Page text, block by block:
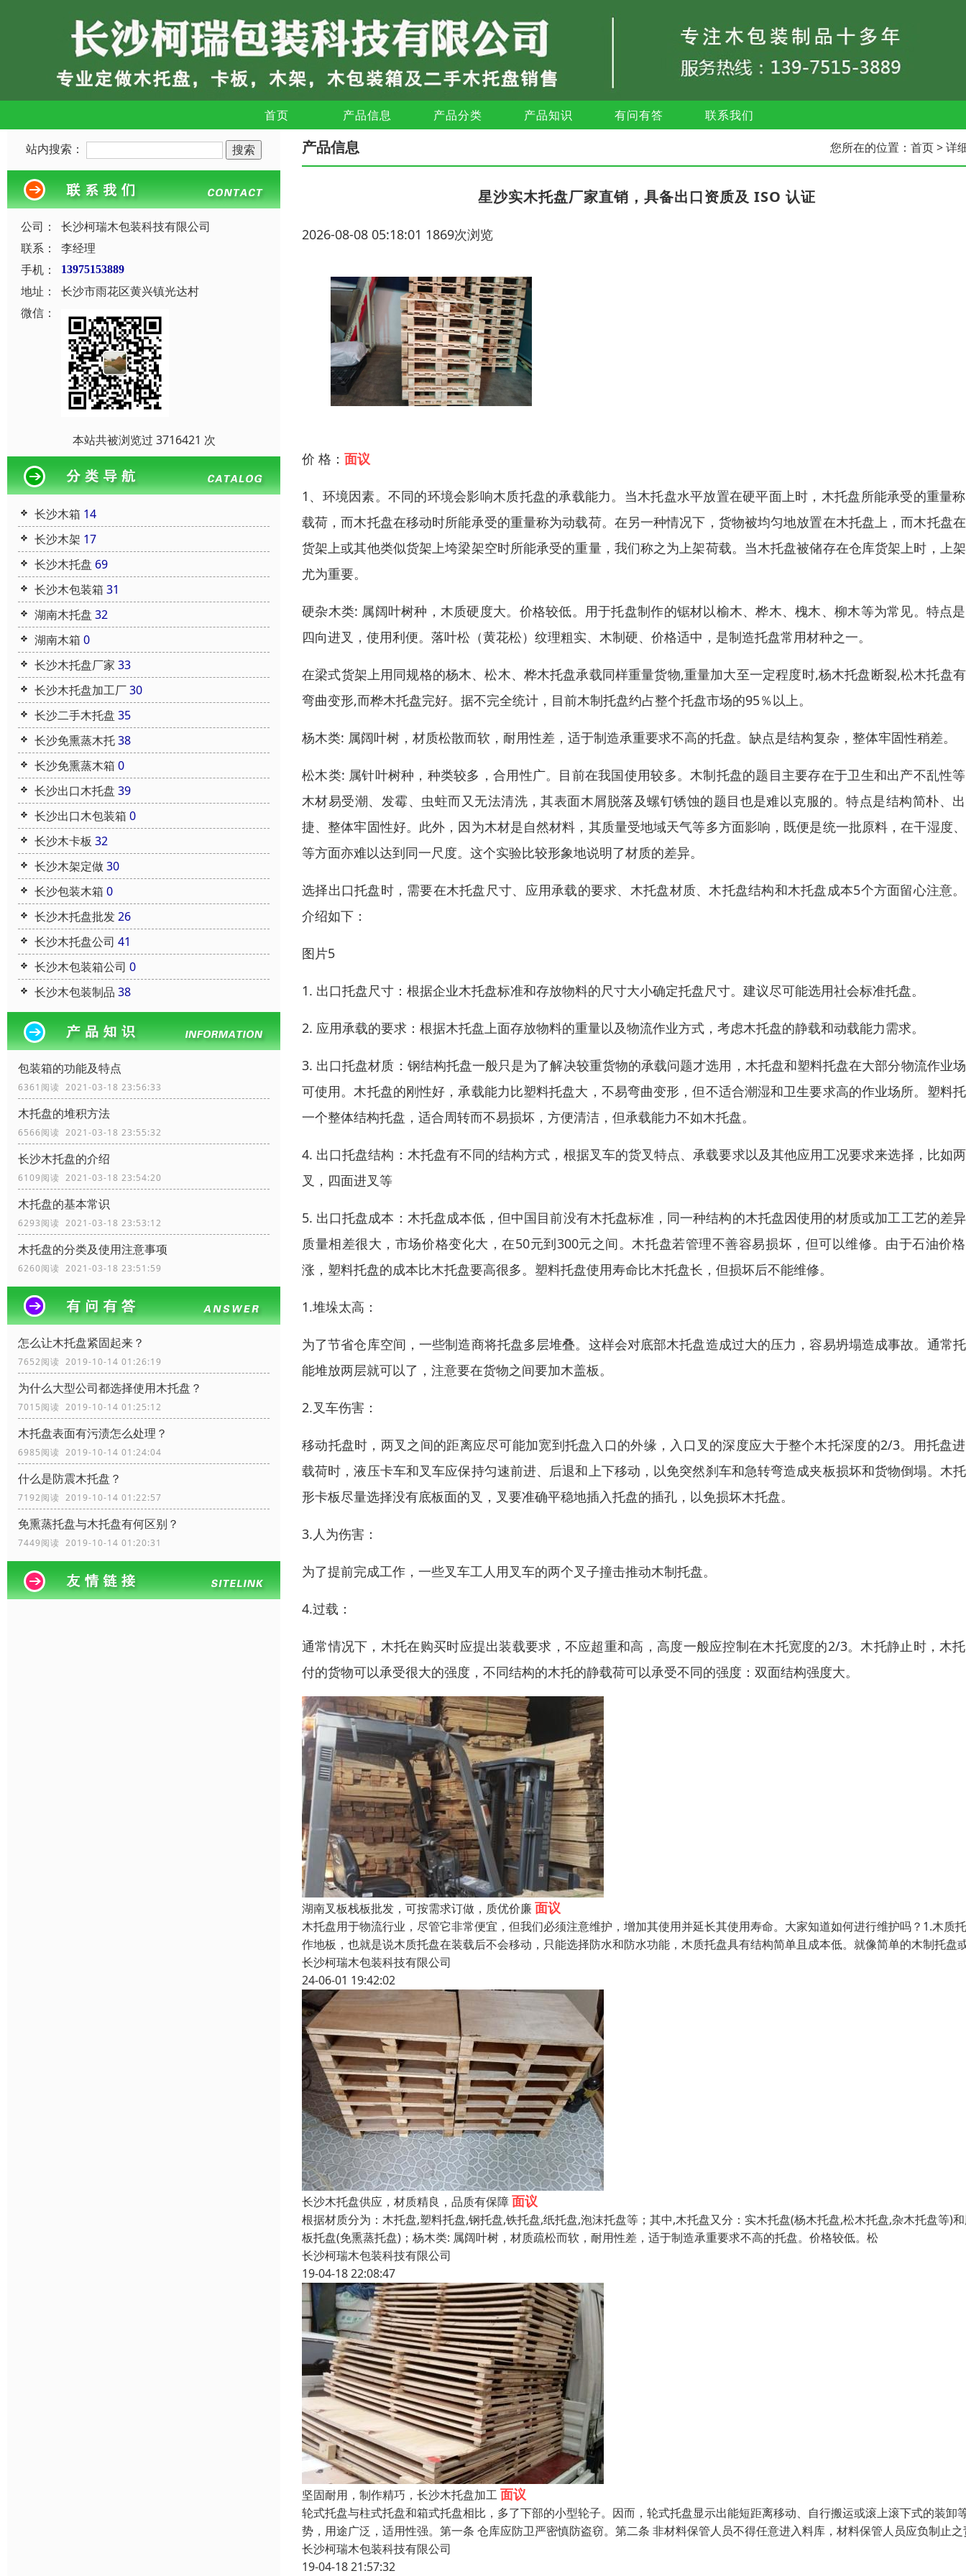
首页 产品信息 产品分类 产品知识 有问有答 联系我们
站内搜索：
公司：
长沙柯瑞木包装科技有限公司
联系：
李经理
手机：
13975153889
地址：
长沙市雨花区黄兴镇光达村
微信：
本站共被浏览过 3716421 次
长沙木箱 14
长沙木架 17
长沙木托盘 69
长沙木包装箱 31
湖南木托盘 32
湖南木箱 0
长沙木托盘厂家 33
长沙木托盘加工厂30
长沙二手木托盘 35
长沙免熏蒸木托38
长沙免熏蒸木箱 0
长沙出口木托盘 39
长沙出口木包装箱 0
长沙木卡板 32
长沙木架定做30
长沙包装木箱 0
长沙木托盘批发26
长沙木托盘公司 41
长沙木包装箱公司 0
长沙木包装制品 38
包装箱的功能及特点
6361阅读 2021-03-18 23:56:33
木托盘的堆积方法
6566阅读 2021-03-18 23:55:32
长沙木托盘的介绍
6109阅读 2021-03-18 23:54:20
木托盘的基本常识
6293阅读 2021-03-18 23:53:12
木托盘的分类及使用注意事项
6260阅读 2021-03-18 23:51:59
怎么让木托盘紧固起来？
7652阅读 2019-10-14 01:26:19
为什么大型公司都选择使用木托盘？
7015阅读 2019-10-14 01:25:12
木托盘表面有污渍怎么处理？
6985阅读 2019-10-14 01:24:04
什么是防震木托盘？
7192阅读 2019-10-14 01:22:57
免熏蒸托盘与木托盘有何区别？
7449阅读 2019-10-14 01:20:31
产品信息 您所在的位置： 首页> 详
星沙实木托盘厂家直销，具备出口资质及 ISO 认证
2026-08-08 05:18:01 1869次浏览
价 格： 面议
1、环境因素。不同的环境会影响木质托盘的承载能力。当木托盘水平放置在硬平面上时，木托盘所能承受的重量
载荷，而木托盘在移动时所能承受的重量称为动载荷。在另一种情况下，货物被均匀地放置在木托盘上，而木托盘
货架上或其他类似货架上垮梁架空时所能承受的重量，我们称之为上架荷载。当木托盘被储存在仓库货架上时，上
尤为重要。
硬杂木类: 属阔叶树种，木质硬度大。价格较低。用于托盘制作的锯材以榆木、桦木、槐木、柳木等为常见。特点
四向进叉，使用利便。落叶松（黄花松）纹理粗实、木制硬、价格适中，是制造托盘常用材种之一。
在梁式货架上用同规格的杨木、松木、桦木托盘承载同样重量货物,重量加大至一定程度时,杨木托盘断裂,松木托盘
弯曲变形,而桦木托盘完好。据不完全统计，目前木制托盘约占整个托盘市场的95％以上。
杨木类: 属阔叶树，材质松散而软，耐用性差，适于制造承重要求不高的托盘。缺点是结构复杂，整体牢固性稍差。
松木类: 属针叶树种，种类较多，合用性广。目前在我国使用较多。木制托盘的题目主要存在于卫生和出产不乱性
木材易受潮、发霉、虫蛀而又无法清洗，其表面木屑脱落及螺钉锈蚀的题目也是难以克服的。特点是结构简朴、
捷、整体牢固性好。此外，因为木材是自然材料，其质量受地域天气等多方面影响，既便是统一批原料，在干湿度
等方面亦难以达到同一尺度。这个实验比较形象地说明了材质的差异。
选择出口托盘时，需要在木托盘尺寸、应用承载的要求、木托盘材质、木托盘结构和木托盘成本5个方面留心注意
介绍如下：
图片5
1. 出口托盘尺寸：根据企业木托盘标准和存放物料的尺寸大小确定托盘尺寸。建议尽可能选用社会标准托盘。
2. 应用承载的要求：根据木托盘上面存放物料的重量以及物流作业方式，考虑木托盘的静载和动载能力需求。
3. 出口托盘材质：钢结构托盘一般只是为了解决较重货物的承载问题才选用，木托盘和塑料托盘在大部分物流作业
可使用。木托盘的刚性好，承载能力比塑料托盘大，不易弯曲变形，但不适合潮湿和卫生要求高的作业场所。塑料
一个整体结构托盘，适合周转而不易损坏，方便清洁，但承载能力不如木托盘。
4. 出口托盘结构：木托盘有不同的结构方式，根据叉车的货叉特点、承载要求以及其他应用工况要求来选择，比如
叉，四面进叉等
5. 出口托盘成本：木托盘成本低，但中国目前没有木托盘标准，同一种结构的木托盘因使用的材质或加工工艺的差
质量相差很大，市场价格变化大，在50元到300元之间。木托盘若管理不善容易损坏，但可以维修。由于石油价
涨，塑料托盘的成本比木托盘要高很多。塑料托盘使用寿命比木托盘长，但损坏后不能维修。
1.堆垛太高：
为了节省仓库空间，一些制造商将托盘多层堆叠。这样会对底部木托盘造成过大的压力，容易坍塌造成事故。通常
能堆放两层就可以了，注意要在货物之间要加木盖板。
2.叉车伤害：
移动托盘时，两叉之间的距离应尽可能加宽到托盘入口的外缘，入口叉的深度应大于整个木托深度的2/3。用托盘
载荷时，液压卡车和叉车应保持匀速前进、后退和上下移动，以免突然刹车和急转弯造成夹板损坏和货物倒塌。木
形卡板尽量选择没有底板面的叉，叉要准确平稳地插入托盘的插孔，以免损坏木托盘。
3.人为伤害：
为了提前完成工作，一些叉车工人用叉车的两个叉子撞击推动木制托盘。
4.过载：
通常情况下，木托在购买时应提出装载要求，不应超重和高，高度一般应控制在木托宽度的2/3。木托静止时，木
付的货物可以承受很大的强度，不同结构的木托的静载荷可以承受不同的强度：双面结构强度大。
湖南叉板栈板批发，可按需求订做，质优价廉面议
木托盘用于物流行业，尽管它非常便宜，但我们必须注意维护，增加其使用并延长其使用寿命。大家知道如何进行维护吗？1.木质
作地板，也就是说木质托盘在装载后不会移动，只能选择防水和防水功能，木质托盘具有结构简单且成本低。就像简单的木制托盘
长沙柯瑞木包装科技有限公司
24-06-01 19:42:02
长沙木托盘供应，材质精良，品质有保障面议
根据材质分为：木托盘,塑料托盘,钢托盘,铁托盘,纸托盘,泡沫托盘等；其中,木托盘又分：实木托盘(杨木托盘,松木托盘,杂木托盘等)
板托盘(免熏蒸托盘)；杨木类: 属阔叶树，材质疏松而软，耐用性差，适于制造承重要求不高的托盘。价格较低。松
长沙柯瑞木包装科技有限公司
19-04-18 22:08:47
坚固耐用，制作精巧，长沙木托盘加工面议
轮式托盘与柱式托盘和箱式托盘相比，多了下部的小型轮子。因而，轮式托盘显示出能短距离移动、自行搬运或滚上滚下式的装卸
势，用途广泛，适用性强。第一条 仓库应防卫严密慎防盗窃。第二条 非材料保管人员不得任意进入料库，材料保管人员应负制止
长沙柯瑞木包装科技有限公司
19-04-18 21:57:32